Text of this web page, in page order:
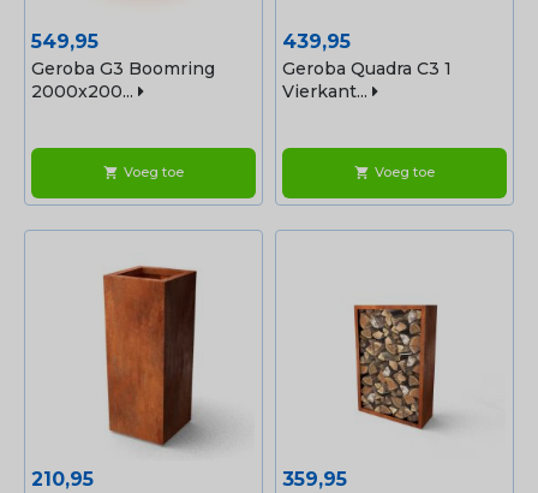
Prijs
549,95
Geroba G3 Boomring
2000x200...
shopping_cart Voeg toe
Prijs
439,95
Geroba Quadra C3 1
Vierkant...
shopping_cart Voeg toe
Prijs
210,95 Prijs
359,95